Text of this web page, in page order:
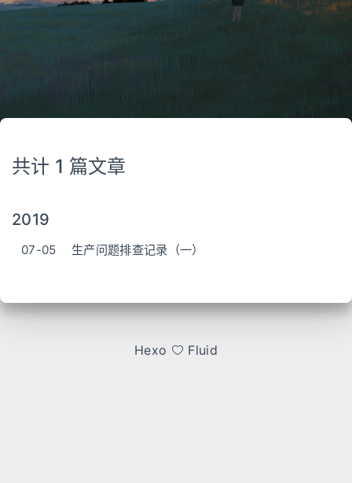
共计 1 篇文章
2019
07-05 生产问题排查记录（一）
Hexo Fluid